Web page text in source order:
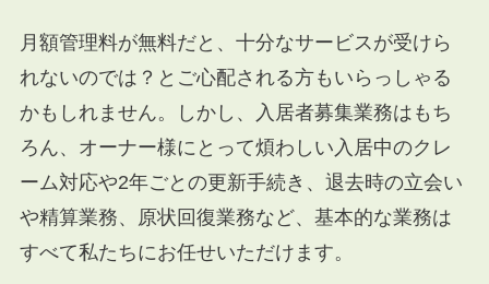
月額管理料が無料だと、十分なサービスが受けら
れないのでは？とご心配される方もいらっしゃる
かもしれません。しかし、入居者募集業務はもち
ろん、オーナー様にとって煩わしい入居中のクレ
ーム対応や2年ごとの更新手続き、退去時の立会い
や精算業務、原状回復業務など、基本的な業務は
すべて私たちにお任せいただけます。